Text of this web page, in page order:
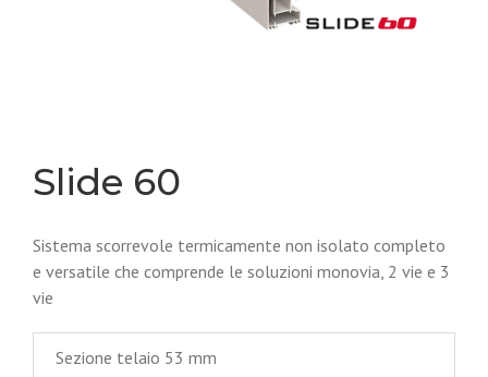
Slide 60
Sistema scorrevole termicamente non isolato completo
e versatile che comprende le soluzioni monovia, 2 vie e 3
vie
Sezione telaio 53 mm